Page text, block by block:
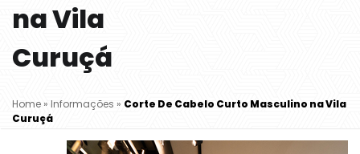
na Vila
Curuçá
Home» Informações » Corte De Cabelo Curto Masculino na Vila
Curuçá